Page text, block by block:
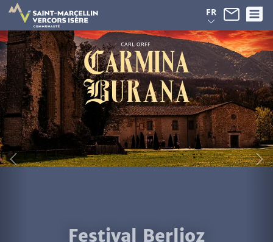
FR
Beauvoir-en-Royans, mercredi 19 août...
Panneau de gestion des cookies